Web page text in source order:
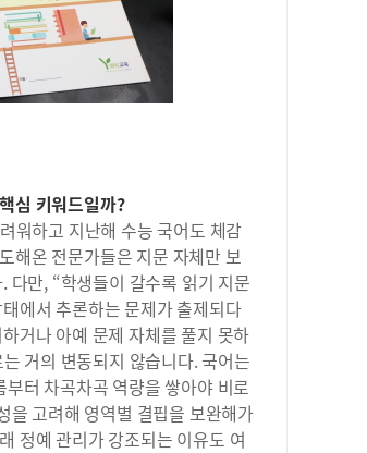
심 키워드일까?
워하고 지난해 수능 국어도 체감
해온 전문가들은 지문 자체만 보
다만, “학생들이 갈수록 읽기 지문
에서 추론하는 문제가 출제되다
거나 아예 문제 자체를 풀지 못하
거의 변동되지 않습니다. 국어는
터 차곡차곡 역량을 쌓아야 비로
을 고려해 영역별 결핍을 보완해가
정예 관리가 강조되는 이유도 여